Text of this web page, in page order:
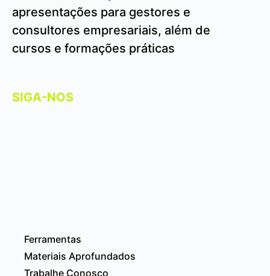
apresentações para gestores e
consultores empresariais, além de
cursos e formações práticas
SIGA-NOS
Ferramentas
Materiais Aprofundados
Trabalhe Conosco